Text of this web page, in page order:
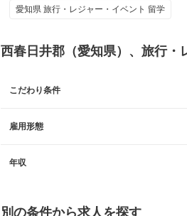
愛知県 旅行・レジャー・イベント 留学
西春日井郡（愛知県）、旅行・
こだわり条件
雇用形態
年収
別の条件から求人を探す